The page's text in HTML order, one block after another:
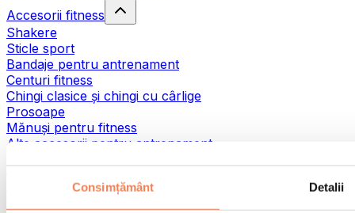
Consimțământ Detalii
Accesorii fitness
Shakere
Sticle sport
Bandaje pentru antrenament
Centuri fitness
Chingi clasice și chingi cu cârlige
Prosoape
Mănuși pentru fitness
Alte accesorii pentru antrenament
Ajutoare pentru reabilitare
Pistoale de masaj